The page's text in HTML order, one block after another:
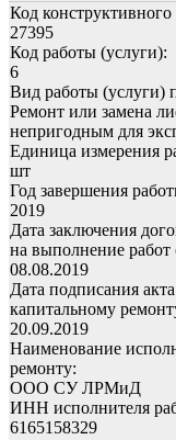
Код
27395
Код работы (услуги):
6
Вид работы (услуги)
Ремонт или замена
непригодным для
Единица измерения
шт
Год завершения
2019
Дата заключения
на выполнение работ
08.08.2019
Дата подписания
капитальному
20.09.2019
Наименование
ремонту:
ООО СУ ЛРМиД
ИНН исполнителя
6165158329